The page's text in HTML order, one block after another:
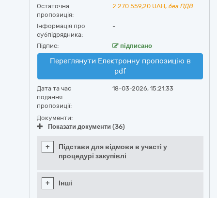
Остаточна
пропозиція:
2 270 559,20 UAH, без ПДВ
Інформація про
субпідрядника:
-
Підпис: підписано
Переглянути Електронну пропозицію в
pdf
Дата та час
подання
пропозиції:
18-03-2026, 15:21:33
Документи:
Показати документи (36)
+
Підстави для відмови в участі у
процедурі закупівлі
+ Інші